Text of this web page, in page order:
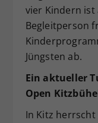
vier Kindern
Begleitperson
Jüngsten ab.
Ein aktueller
Open
In Kitz